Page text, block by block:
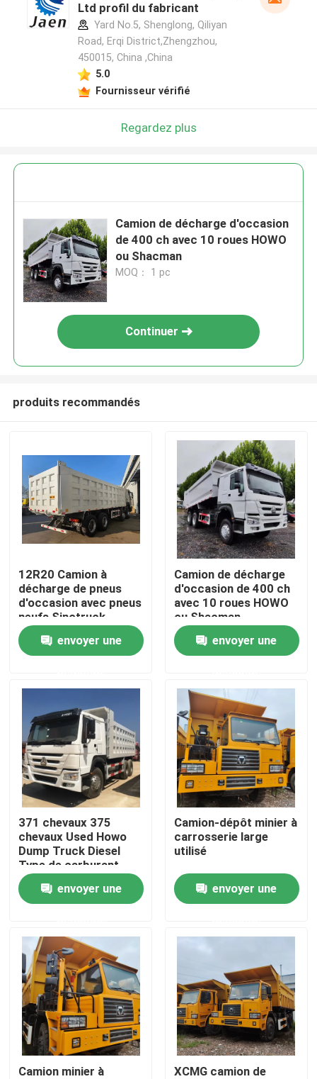
Produits
Vidéos
Au sujet de nous
Visite d'usine
Contrôle de qualité
Contact USA
Demandez une citation
Camions à benne d'occasion
Tipper Trucks utilisée
Ltd profil du fabricant
Yard No.5, Shenglong, Qiliyan
Road, Erqi District,Zhengzhou,
450015, China ,China
5.0
Fournisseur vérifié
Regardez plus
Camion de décharge d'occasion
de 400 ch avec 10 roues HOWO
ou Shacman
MOQ： 1 pc
Continuer
produits recommandés
12R20 Camion à
décharge de pneus
d'occasion avec pneus
neufs Sinotruck
HOWO Camion à
bascule 12 roues
envoyer une
Camion de décharge
d'occasion de 400 ch
avec 10 roues HOWO
ou Shacman
envoyer une
371 chevaux 375
chevaux Used Howo
Dump Truck Diesel
Type de carburant
envoyer une
Camion-dépôt minier à
carrosserie large
utilisé
envoyer une
Camion minier à
XCMG camion de